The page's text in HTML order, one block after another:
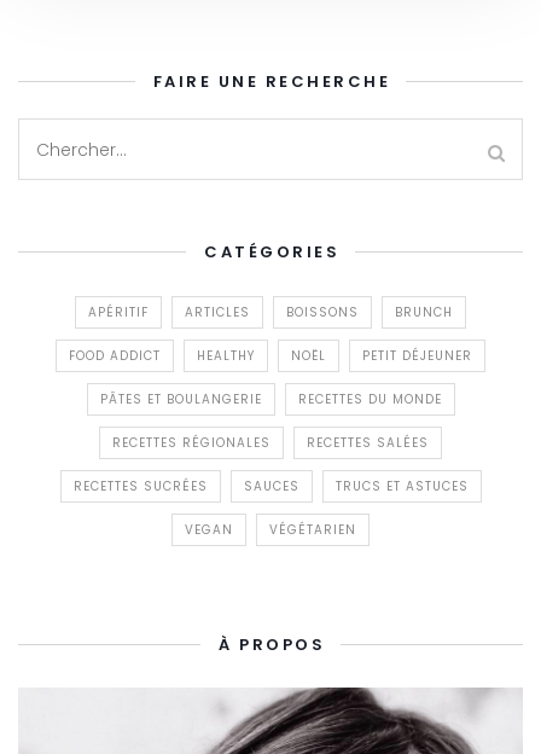
FAIRE UNE RECHERCHE
CATÉGORIES
APÉRITIF ARTICLES BOISSONS BRUNCH
FOOD ADDICT HEALTHY NOËL PETIT DÉJEUNER
PÂTES ET BOULANGERIE RECETTES DU MONDE
RECETTES RÉGIONALES RECETTES SALÉES
RECETTES SUCRÉES SAUCES TRUCS ET ASTUCES
VEGAN VÉGÉTARIEN
À PROPOS